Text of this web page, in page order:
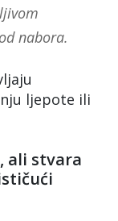
nabora.
ljepote ili
ali stvara